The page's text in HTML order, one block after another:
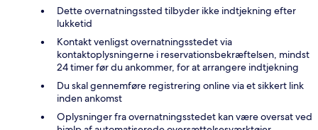
Dette overnatningssted tilbyder ikke indtjekning efter
lukketid
Kontakt venligst overnatningsstedet via
kontaktoplysningerne i reservationsbekræftelsen, mindst
24 timer før du ankommer, for at arrangere indtjekning
Du skal gennemføre registrering online via et sikkert link
inden ankomst
Oplysninger fra overnatningsstedet kan være oversat ved